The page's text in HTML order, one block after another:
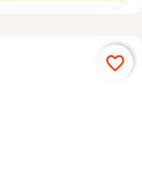
favorite_border